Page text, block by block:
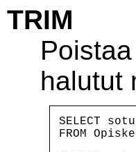
TRIM
halutut
SELECT
FROM